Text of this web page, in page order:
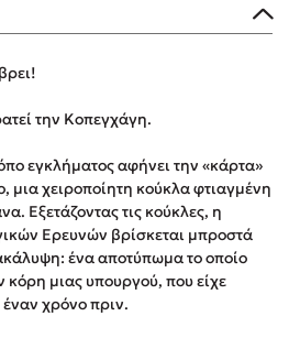
την Κοπεγχάγη.
εγκλήματος αφήνει την «κάρτα»
χειροποίητη κούκλα φτιαγμένη
Εξετάζοντας τις κούκλες, η
Ερευνών βρίσκεται μπροστά
ένα αποτύπωμα το οποίο
κόρη μιας υπουργού, που είχε
χρόνο πριν.